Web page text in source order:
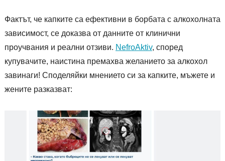
Фактът, че капките са ефективни в борбата с алкохолната
зависимост, се доказва от данните от клинични
проучвания и реални отзиви. NefroAktiv, според
купувачите, наистина премахва желанието за алкохол
завинаги! Споделяйки мнението си за капките, мъжете и
жените разказват: